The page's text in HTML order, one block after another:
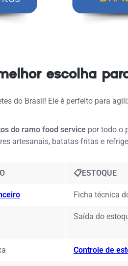
escolha
do Brasil! Ele é perfeito para
do ramo food service por todo o
artesanais, batatas fritas e
📋ESTOQUE
Ficha técnica
Saída do
Controle de